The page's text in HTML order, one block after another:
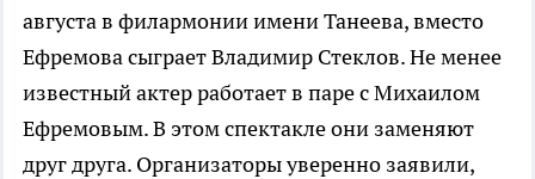
августа в филармонии имени Танеева, вместо
Ефремова сыграет Владимир Стеклов. Не менее
известный актер работает в паре с Михаилом
Ефремовым. В этом спектакле они заменяют
друг друга. Организаторы уверенно заявили,